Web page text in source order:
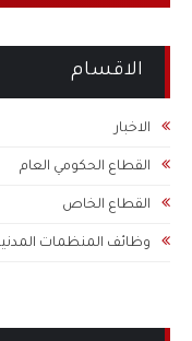
الاقسام
الاخبار
القطاع الحكومي العام
القطاع الخاص
وظائف المنظمات